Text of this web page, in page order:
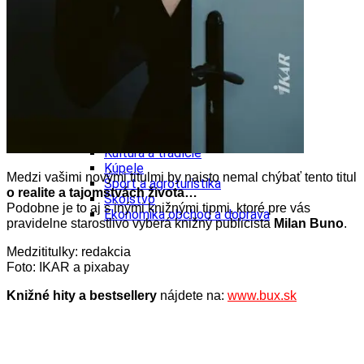
Folklór
Pobyty
Kultúra a tradície
Kúpele
Šport a agroturistika
Školstvo
Ekonomika obchod a doprava
Medzi vašimi novými titulmi by naisto nemal chýbať tento titul
o realite a tajomstvách života…
Podobne je to aj s inými knižnými tipmi, ktoré pre vás
pravidelne starostlivo vyberá knižný publicista Milan Buno.
Medzititulky: redakcia
Foto: IKAR a pixabay
Knižné hity a bestsellery nájdete na: www.bux.sk